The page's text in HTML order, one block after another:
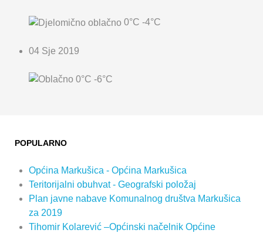
0°C -4°C
04 Sje 2019
0°C -6°C
POPULARNO
Općina Markušica - Općina Markušica
Teritorijalni obuhvat - Geografski položaj
Plan javne nabave Komunalnog društva Markušica
za 2019
Tihomir Kolarević –Općinski načelnik Općine